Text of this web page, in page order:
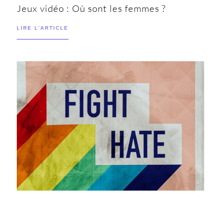
Jeux vidéo : Où sont les femmes ?
LIRE L'ARTICLE